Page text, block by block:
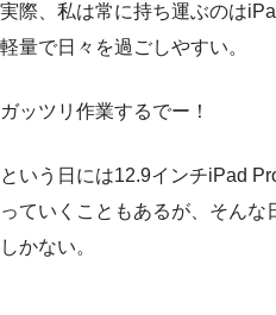
実際、私は常に持ち運ぶのは
軽量で日々を過ごしやすい。
ガッツリ作業するでー！
という日には12.9インチiPad
っていくこともあるが、そん
しかない。